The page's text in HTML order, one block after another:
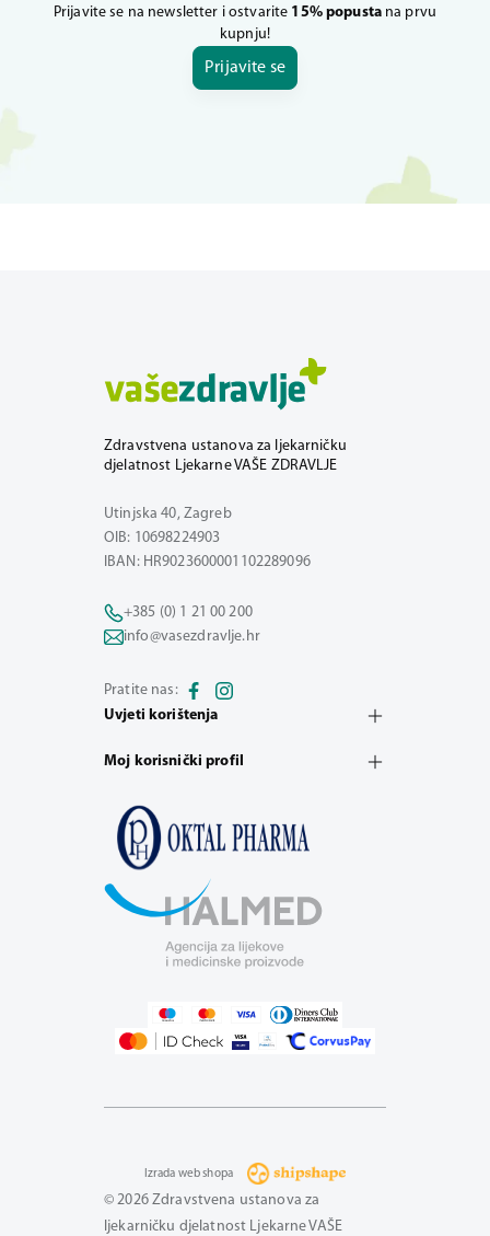
Prijavite se na newsletter i ostvarite 15% popustana prvu
kupnju!
Prijavite se
Zdravstvena ustanova za ljekarničku
djelatnost Ljekarne VAŠE ZDRAVLJE
Utinjska 40, Zagreb
OIB: 10698224903
IBAN: HR9023600001102289096
+385 (0) 1 21 00 200
info@vasezdravlje.hr
Pratite nas:
Uvjeti korištenja
Moj korisnički profil
© 2026 Zdravstvena ustanova za
ljekarničku djelatnost Ljekarne VAŠE
Izrada web shopa